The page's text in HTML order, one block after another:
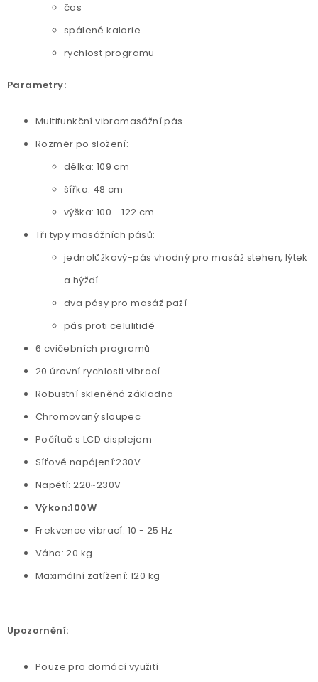
čas
spálené kalorie
rychlost programu
Parametry:
Multifunkční vibromasážní pás
Rozměr po složení:
délka: 109 cm
šířka: 48 cm
výška: 100 - 122 cm
Tři typy masážních pásů:
jednolůžkový-pás vhodný pro masáž stehen, lýtek
a hýždí
dva pásy pro masáž paží
pás proti celulitidě
6 cvičebních programů
20 úrovní rychlosti vibrací
Robustní skleněná základna
Chromovaný sloupec
Počítač s LCD displejem
Síťové napájení:230V
Napětí: 220~230V
Výkon:100W
Frekvence vibrací: 10 - 25 Hz
Váha: 20 kg
Maximální zatížení: 120 kg
Upozornění:
Pouze pro domácí využití